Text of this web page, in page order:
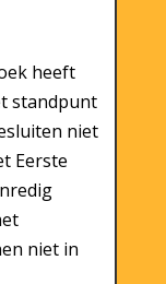
heeft
standpunt
niet
Eerste
niet in